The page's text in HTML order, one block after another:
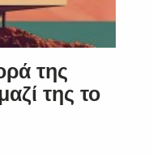
της
της το